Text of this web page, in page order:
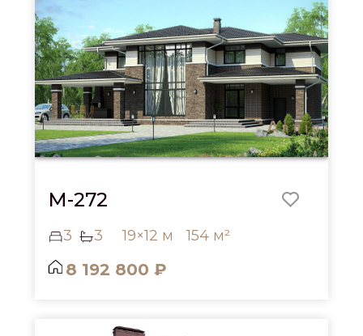
M-272
3 3 19×12 м 154 м²
8 192 800 ₽